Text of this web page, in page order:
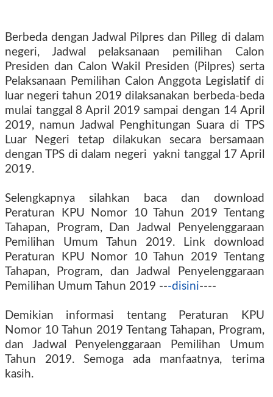
Berbeda dengan Jadwal Pilpres dan Pilleg di dalam
negeri, Jadwal pelaksanaan pemilihan Calon
Presiden dan Calon Wakil Presiden (Pilpres) serta
Pelaksanaan Pemilihan Calon Anggota Legislatif di
luar negeri tahun 2019 dilaksanakan berbeda-beda
mulai tanggal 8 April 2019 sampai dengan 14 April
2019, namun Jadwal Penghitungan Suara di TPS
Luar Negeri tetap dilakukan secara bersamaan
dengan TPS di dalam negeri
yakni tanggal 17 April
2019.
Selengkapnya silahkan baca dan download
Peraturan KPU Nomor 10 Tahun 2019 Tentang
Tahapan, Program, Dan Jadwal Penyelenggaraan
Pemilihan Umum Tahun 2019. Link download
Peraturan KPU Nomor 10 Tahun 2019 Tentang
Tahapan, Program, dan Jadwal Penyelenggaraan
Pemilihan Umum Tahun 2019 ---disini----
Demikian informasi tentang Peraturan KPU
Nomor 10 Tahun 2019 Tentang Tahapan, Program,
dan Jadwal Penyelenggaraan Pemilihan Umum
Tahun 2019. Semoga ada manfaatnya, terima
kasih.